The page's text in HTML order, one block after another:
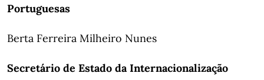
Portuguesas
Berta Ferreira Milheiro Nunes
Secretário de Estado da Internacionalização